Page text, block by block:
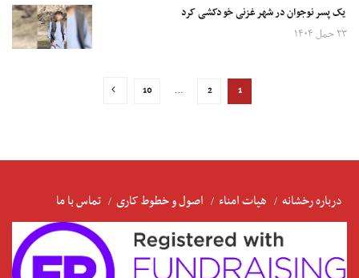
یک پسر نوجوان در شهر غزنی خودکشی کرد
۲۳ حمل ۱۴۰۴
1
2
…
10
درباره رخشانه هیات امناء اصول و خطوط کاری تماس با ما